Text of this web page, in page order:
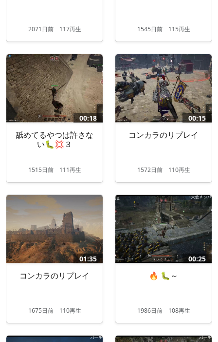
2071 日前117再生 1545日前115再生
00:18
舐めてるやつは許さな
い🐛💢３
1515日前111再生
00:15
コンカラのリプレイ
1572日前110再生
01:35
コンカラのリプレイ
1675日前110再生
00:25
🔥 🐛～
1986日前108再生